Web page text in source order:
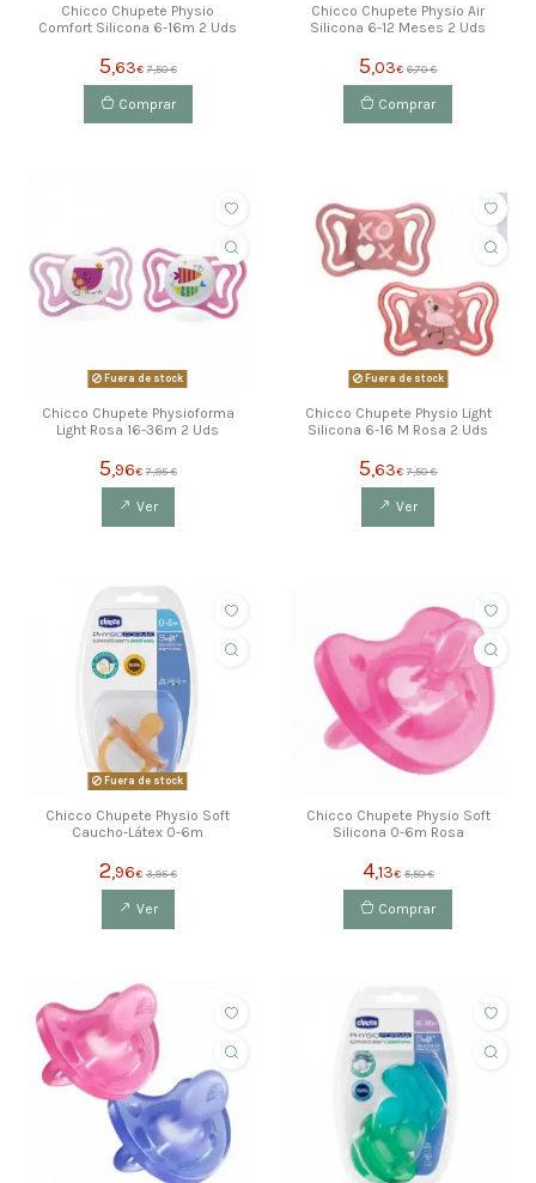
Chicco Chupete Physio
Comfort Silicona 6-16m 2 Uds
5,63€ 7,50 €
Comprar
Chicco Chupete Physio Air
Silicona 6-12 Meses 2 Uds
5,03€ 6,70 €
Comprar
Fuera de stock
Chicco Chupete Physioforma
Light Rosa 16-36m 2 Uds
5,96€ 7,95 €
Ver
Fuera de stock
Chicco Chupete Physio Light
Silicona 6-16 M Rosa 2 Uds
5,63€ 7,50 €
Ver
Fuera de stock
Chicco Chupete Physio Soft
Caucho-Látex 0-6m
2,96€ 3,95 €
Ver
Chicco Chupete Physio Soft
Silicona 0-6m Rosa
4,13€ 5,50 €
Comprar